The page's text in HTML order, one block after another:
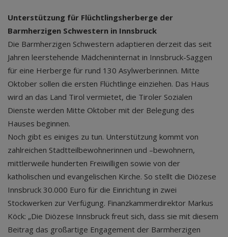
Unterstützung für Flüchtlingsherberge der
Barmherzigen Schwestern in Innsbruck
Die Barmherzigen Schwestern adaptieren derzeit das seit
Jahren leerstehende Mädcheninternat in Innsbruck-Saggen
für eine Herberge für rund 130 Asylwerberinnen. Mitte
Oktober sollen die ersten Flüchtlinge einziehen. Das Haus
wird an das Land Tirol vermietet, die Tiroler Sozialen
Dienste werden Mitte Oktober mit der Belegung des
Hauses beginnen.
Noch gibt es einiges zu tun. Unterstützung kommt von
zahlreichen Stadtteilbewohnerinnen und –bewohnern,
mittlerweile hunderten Freiwilligen sowie von der
katholischen und evangelischen Kirche. So stellt die Diözese
Innsbruck 30.000 Euro für die Einrichtung in zwei
Stockwerken zur Verfügung. Finanzkammerdirektor Markus
Köck: „Die Diözese Innsbruck freut sich, dass sie mit diesem
Beitrag das großartige Engagement der Barmherzigen